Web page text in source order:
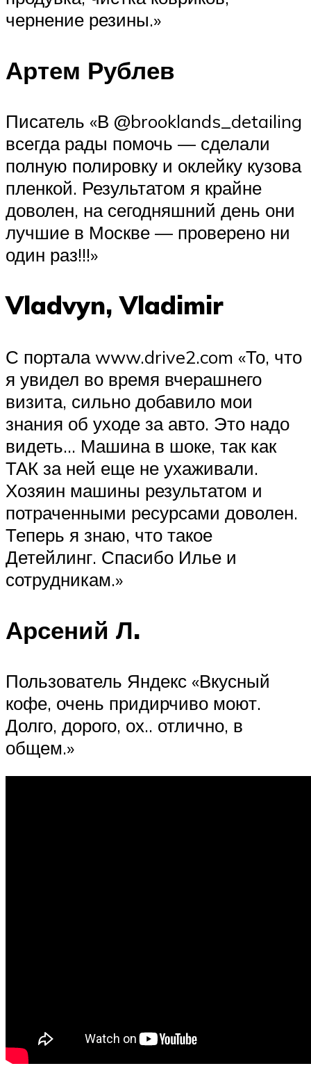
чернение резины.»
Артем Рублев
Писатель «В @brooklands_detailing
всегда рады помочь — сделали
полную полировку и оклейку кузова
пленкой. Результатом я крайне
доволен, на сегодняшний день они
лучшие в Москве — проверено ни
один раз!!!»
Vladvyn, Vladimir
С портала www.drive2.com «То, что
я увидел во время вчерашнего
визита, сильно добавило мои
знания об уходе за авто. Это надо
видеть… Машина в шоке, так как
ТАК за ней еще не ухаживали.
Хозяин машины результатом и
потраченными ресурсами доволен.
Теперь я знаю, что такое
Детейлинг. Спасибо Илье и
сотрудникам.»
Арсений Л.
Пользователь Яндекс «Вкусный
кофе, очень придирчиво моют.
Долго, дорого, ох.. отлично, в
общем.»